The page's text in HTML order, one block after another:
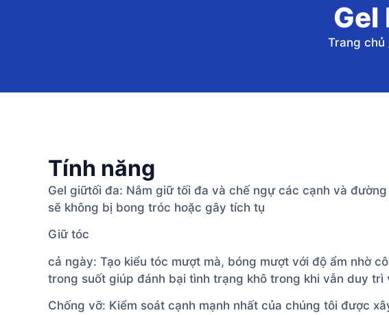
Gel
Trang chủ
Tính năng
Gel giữtối đa: Nắm giữ tối đa và chế ngự các cạnh và
sẽ không bị bong tróc hoặc gây tích tụ
Giữ tóc
cả ngày: Tạo kiểu tóc mượt mà, bóng mượt với độ ẩm nhờ
trong suốt giúp đánh bại tình trạng khô trong khi vẫn duy trì
Chống vỡ: Kiểm soát cạnh mạnh nhất của chúng tôi được